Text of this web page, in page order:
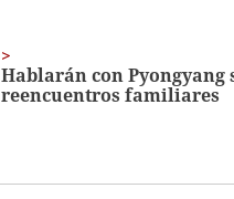
Hablarán con Pyongyang
reencuentros familiares